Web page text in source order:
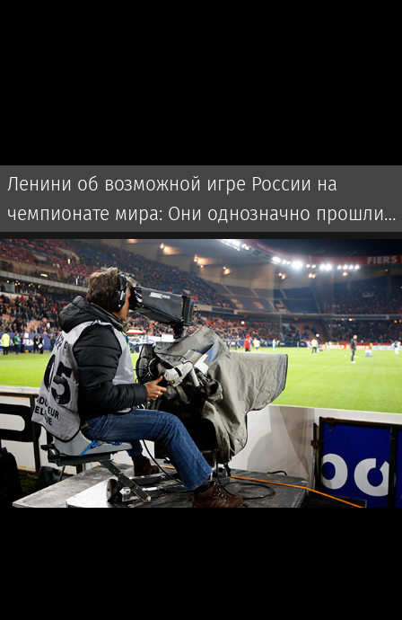
Ленини об возможной игре России на
чемпионате мира: Они однозначно прошли
бы далеко